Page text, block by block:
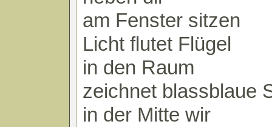
am Fenster sitzen
Licht flutet Flügel
in den Raum
zeichnet blassblaue
in der Mitte wir